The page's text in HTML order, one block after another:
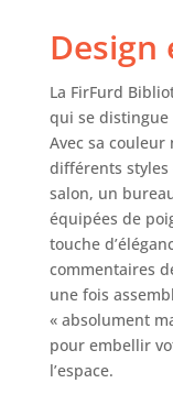
La FirFurd
qui se
Avec sa couleur
différents styles
salon, un
équipées de
touche
commentaires
une fois
« absolument
pour embellir
l’espace.